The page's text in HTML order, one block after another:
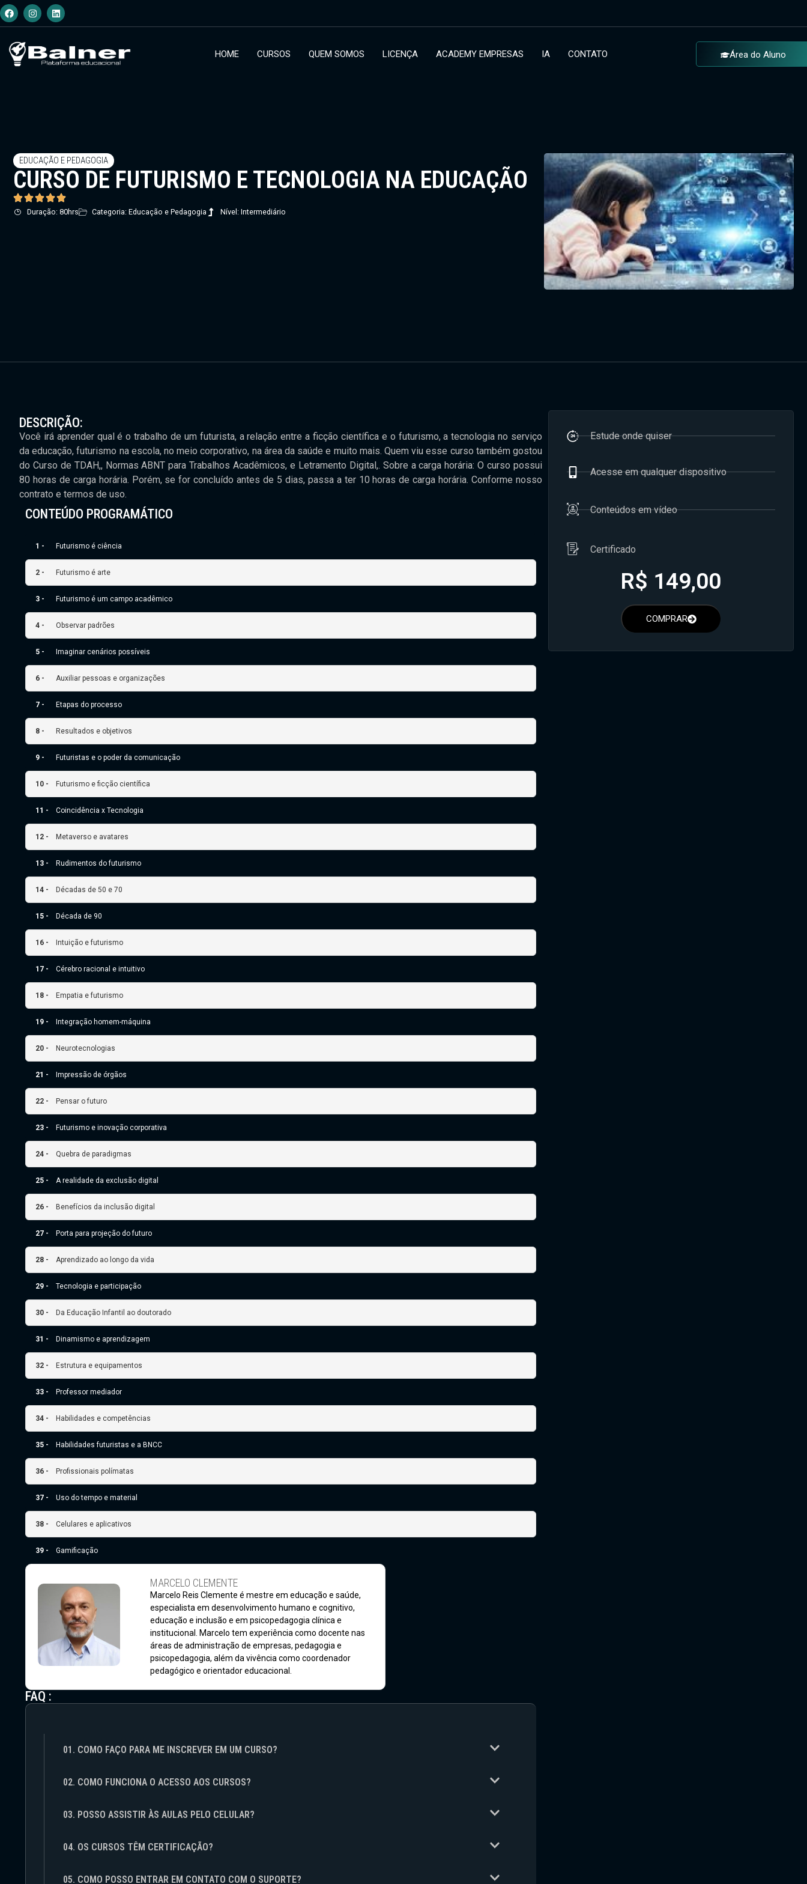
HOME CURSOS QUEM SOMOS LICENÇA ACADEMY EMPRESAS IA CONTATO Área do Aluno
EDUCAÇÃO E PEDAGOGIA
CURSO DE FUTURISMO E TECNOLOGIA NA EDUCAÇÃO
Duração: 80hrs Categoria: Educação e Pedagogia Nível: Intermediário
DESCRIÇÃO:
Você irá aprender qual é o trabalho de um futurista, a relação entre a ficção científica e o futurismo, a tecnologia no serviço
da educação, futurismo na escola, no meio corporativo, na área da saúde e muito mais. Quem viu esse curso também gostou
do Curso de TDAH,, Normas ABNT para Trabalhos Acadêmicos, e Letramento Digital,. Sobre a carga horária: O curso possui
80 horas de carga horária. Porém, se for concluído antes de 5 dias, passa a ter 10 horas de carga horária. Conforme nosso
contrato e termos de uso.
CONTEÚDO PROGRAMÁTICO
1 - Futurismo é ciência
2 - Futurismo é arte
3 - Futurismo é um campo acadêmico
4 - Observar padrões
5 - Imaginar cenários possíveis
6 - Auxiliar pessoas e organizações
7 - Etapas do processo
8 - Resultados e objetivos
9 - Futuristas e o poder da comunicação
10 - Futurismo e ficção científica
11 - Coincidência x Tecnologia
12 - Metaverso e avatares
13 - Rudimentos do futurismo
14 - Décadas de 50 e 70
15 - Década de 90
16 - Intuição e futurismo
17 - Cérebro racional e intuitivo
18 - Empatia e futurismo
19 - Integração homem-máquina
20 - Neurotecnologias
21 - Impressão de órgãos
22 - Pensar o futuro
23 - Futurismo e inovação corporativa
24 - Quebra de paradigmas
25 - A realidade da exclusão digital
26 - Benefícios da inclusão digital
27 - Porta para projeção do futuro
28 - Aprendizado ao longo da vida
29 - Tecnologia e participação
30 - Da Educação Infantil ao doutorado
31 - Dinamismo e aprendizagem
32 - Estrutura e equipamentos
33 - Professor mediador
34 - Habilidades e competências
35 - Habilidades futuristas e a BNCC
36 - Profissionais polímatas
37 - Uso do tempo e material
38 - Celulares e aplicativos
39 - Gamificação
MARCELO CLEMENTE
Marcelo Reis Clemente é mestre em educação e saúde,
especialista em desenvolvimento humano e cognitivo,
educação e inclusão e em psicopedagogia clínica e
institucional. Marcelo tem experiência como docente nas
áreas de administração de empresas, pedagogia e
psicopedagogia, além da vivência como coordenador
pedagógico e orientador educacional.
FAQ :
01. COMO FAÇO PARA ME INSCREVER EM UM CURSO?
02. COMO FUNCIONA O ACESSO AOS CURSOS?
03. POSSO ASSISTIR ÀS AULAS PELO CELULAR?
04. OS CURSOS TÊM CERTIFICAÇÃO?
05. COMO POSSO ENTRAR EM CONTATO COM O SUPORTE?
Estude onde quiser
Acesse em qualquer dispositivo
Conteúdos em vídeo
Certificado
R$ 149,00
COMPRAR